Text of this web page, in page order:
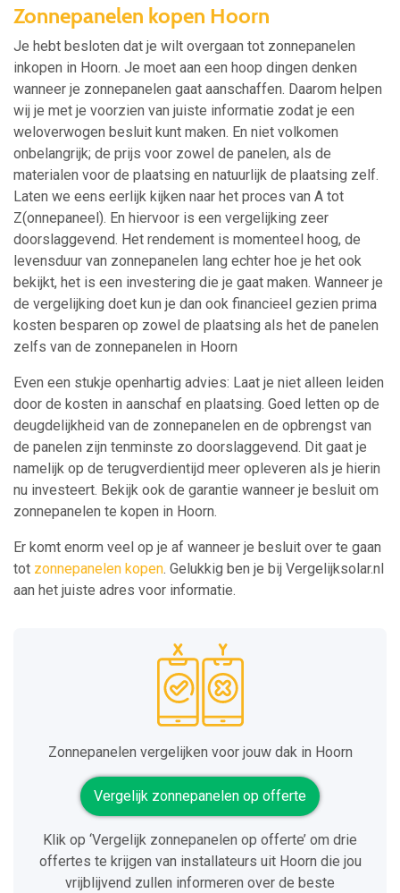
Zonnepanelen kopen Hoorn
Je hebt besloten dat je wilt overgaan tot zonnepanelen
inkopen in Hoorn. Je moet aan een hoop dingen denken
wanneer je zonnepanelen gaat aanschaffen. Daarom helpen
wij je met je voorzien van juiste informatie zodat je een
weloverwogen besluit kunt maken. En niet volkomen
onbelangrijk; de prijs voor zowel de panelen, als de
materialen voor de plaatsing en natuurlijk de plaatsing zelf.
Laten we eens eerlijk kijken naar het proces van A tot
Z(onnepaneel). En hiervoor is een vergelijking zeer
doorslaggevend. Het rendement is momenteel hoog, de
levensduur van zonnepanelen lang echter hoe je het ook
bekijkt, het is een investering die je gaat maken. Wanneer je
de vergelijking doet kun je dan ook financieel gezien prima
kosten besparen op zowel de plaatsing als het de panelen
zelfs van de zonnepanelen in Hoorn
Even een stukje openhartig advies: Laat je niet alleen leiden
door de kosten in aanschaf en plaatsing. Goed letten op de
deugdelijkheid van de zonnepanelen en de opbrengst van
de panelen zijn tenminste zo doorslaggevend. Dit gaat je
namelijk op de terugverdientijd meer opleveren als je hierin
nu investeert. Bekijk ook de garantie wanneer je besluit om
zonnepanelen te kopen in Hoorn.
Er komt enorm veel op je af wanneer je besluit over te gaan
tot zonnepanelen kopen. Gelukkig ben je bij Vergelijksolar.nl
aan het juiste adres voor informatie.
Zonnepanelen vergelijken voor jouw dak in Hoorn
Vergelijk zonnepanelen op offerte
Klik op ‘Vergelijk zonnepanelen op offerte’ om drie
offertes te krijgen van installateurs uit Hoorn die jou
vrijblijvend zullen informeren over de beste